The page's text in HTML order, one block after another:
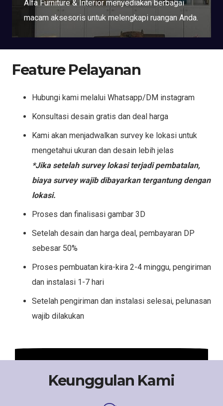
Alfa Furniture & Interior menyediakan berbagai
macam aksesoris untuk melengkapi ruangan Anda.
Feature Pelayanan
Hubungi kami melalui Whatsapp/DM instagram
Konsultasi desain gratis dan deal harga
Kami akan menjadwalkan survey ke lokasi untuk
mengetahui ukuran dan desain lebih jelas
*Jika setelah survey lokasi terjadi pembatalan,
biaya survey wajib dibayarkan tergantung dengan
lokasi.
Proses dan finalisasi gambar 3D
Setelah desain dan harga deal, pembayaran DP
sebesar 50%
Proses pembuatan kira-kira 2-4 minggu, pengiriman
dan instalasi 1-7 hari
Setelah pengiriman dan instalasi selesai, pelunasan
wajib dilakukan
Keunggulan Kami